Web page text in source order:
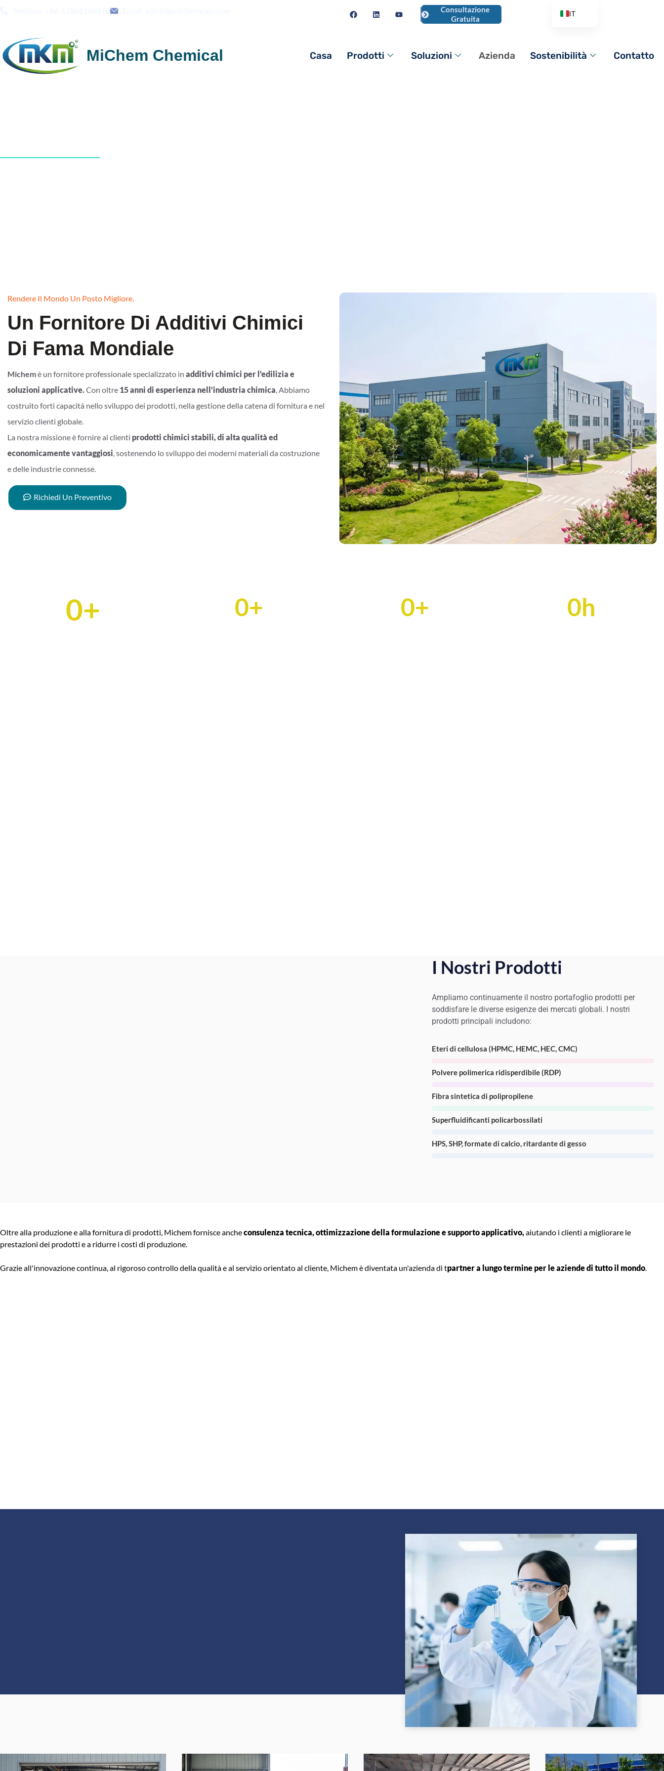
Consultazione
Gratuita
MiChem Chemical Casa Prodotti Soluzioni Azienda Sostenibilità Contatto
Rendere Il Mondo Un Posto Migliore.
Un Fornitore Di Additivi Chimici
Di Fama Mondiale
Michemè un fornitore professionale specializzato in additivi chimici per l'edilizia e
soluzioni applicative.Con oltre 15 anni di esperienza nell'industria chimica, Abbiamo
costruito forti capacità nello sviluppo dei prodotti, nella gestione della catena di fornitura e nel
servizio clienti globale.
La nostra missione è fornire ai clienti prodotti chimici stabili, di alta qualità ed
economicamente vantaggiosi, sostenendo lo sviluppo dei moderni materiali da costruzione
e delle industrie connesse.
Richiedi Un Preventivo
0+ 0+ 0+ 0h
I Nostri Prodotti
Ampliamo continuamente il nostro portafoglio prodotti per
soddisfare le diverse esigenze dei mercati globali. I nostri
prodotti principali includono:
Eteri di cellulosa (HPMC, HEMC, HEC, CMC)
Polvere polimerica ridisperdibile (RDP)
Fibra sintetica di polipropilene
Superfluidificanti policarbossilati
HPS, SHP, formate di calcio, ritardante di gesso
Oltre alla produzione e alla fornitura di prodotti, Michem fornisce ancheconsulenza tecnica, ottimizzazione della formulazione e supporto applicativo,aiutando i clienti a migliorare le
prestazioni dei prodotti e a ridurre i costi di produzione.
Grazie all'innovazione continua, al rigoroso controllo della qualità e al servizio orientato al cliente, Michem è diventata un'azienda di tpartner a lungo termine per le aziende di tutto il mondo.
IT